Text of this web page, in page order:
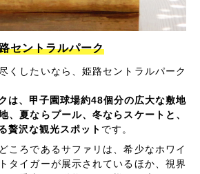
セントラルパーク
くしたいなら、姫路セントラルパーク
は、甲子園球場約48個分の広大な敷地
、夏ならプール、冬ならスケートと、
贅沢な観光スポット です。
ころであるサファリは、希少なホワイ
タイガーが展示されているほか、視界